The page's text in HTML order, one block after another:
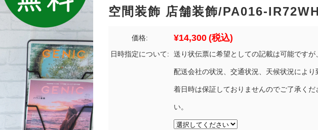
空間装飾 店舗装飾/PA016-
価格: ¥14,300 (税込)
日時指定について: 送り状伝票に希望としての記載は可能ですが
配送会社の状況、交通状況、天候状況により
着日時は保証しておりませんのでご了承くだ
い。